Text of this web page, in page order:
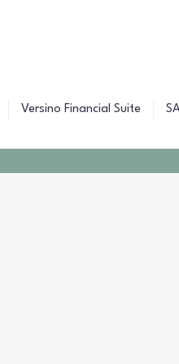
Versino Financial Suite